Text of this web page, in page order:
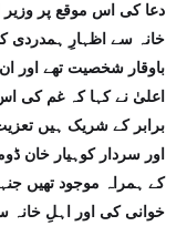
دعا کی اس موقع پر وزیر
خانہ سے اظہارِ ہمدردی
باوقار شخصیت تھے اور
اعلیٰ نے کہا کہ غم کی
برابر کے شریک ہیں
اور سردار کوہیار خان
کے ہمراہ موجود تھیں
خوانی کی اور اہلِ خانہ